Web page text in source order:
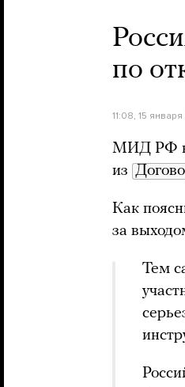
по
11:08, 15 января
МИД РФ
из
Как
за
Тем